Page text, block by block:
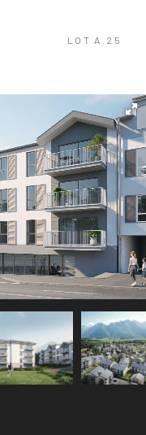
LOT A.25